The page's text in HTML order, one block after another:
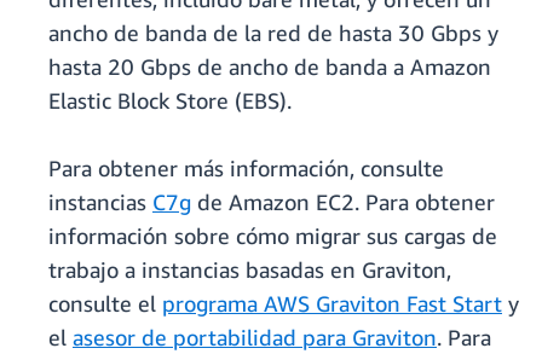
ancho de banda de la red de hasta 30 Gbps y
hasta 20 Gbps de ancho de banda a Amazon
Elastic Block Store (EBS).
Para obtener más información, consulte
instancias C7g de Amazon EC2. Para obtener
información sobre cómo migrar sus cargas de
trabajo a instancias basadas en Graviton,
consulte el programa AWS Graviton Fast Start y
el asesor de portabilidad para Graviton. Para